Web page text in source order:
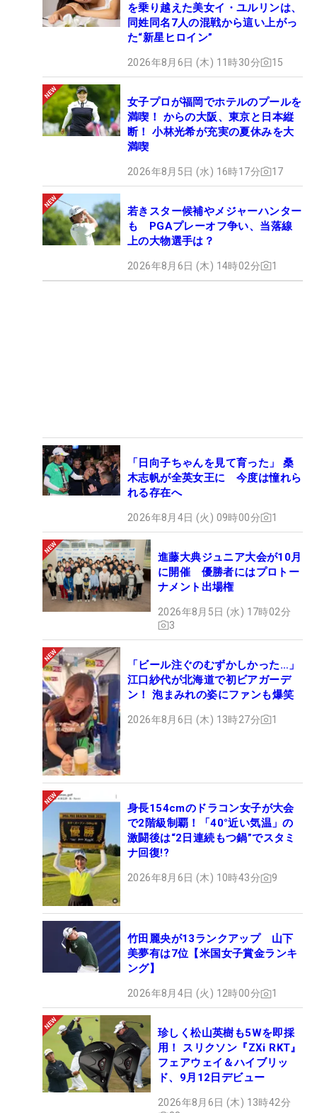
を乗り越えた美女イ・ユルリンは、
同姓同名7人の混戦から這い上がっ
た“新星ヒロイン”
2026年8月6日 (木) 11時30分 15
女子プロが福岡でホテルのプールを
満喫！ からの大阪、東京と日本縦
断！ 小林光希が充実の夏休みを大
満喫
2026年8月5日 (水) 16時17分 17
若きスター候補やメジャーハンター
も PGAプレーオフ争い、当落線
上の大物選手は？
2026年8月6日 (木) 14時02分 1
「日向子ちゃんを見て育った」 桑
木志帆が全英女王に 今度は憧れら
れる存在へ
2026年8月4日 (火) 09時00分 1
進藤大典ジュニア大会が10月
に開催 優勝者にはプロトー
ナメント出場権
2026年8月5日 (水) 17時02分
3
「ビール注ぐのむずかしかった…」
江口紗代が北海道で初ビアガーデ
ン！ 泡まみれの姿にファンも爆笑
2026年8月6日 (木) 13時27分 1
身長154cmのドラコン女子が大会
で2階級制覇！「40°近い気温」の
激闘後は“2日連続もつ鍋”でスタミ
ナ回復!?
2026年8月6日 (木) 10時43分 9
竹田麗央が13ランクアップ 山下
美夢有は7位【米国女子賞金ランキ
ング】
2026年8月4日 (火) 12時00分 1
珍しく松山英樹も5Wを即採
用！ スリクソン『ZXi RKT』
フェアウェイ＆ハイブリッ
ド、9月12日デビュー
2026年8月6日 (木) 13時42分